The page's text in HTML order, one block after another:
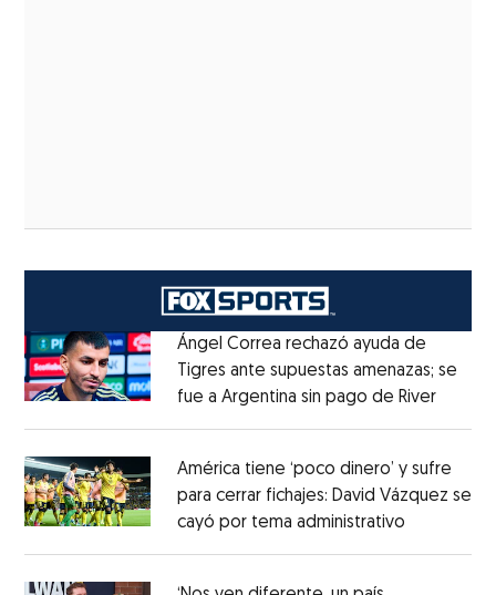
Ángel Correa rechazó ayuda de
Tigres ante supuestas amenazas; se
fue a Argentina sin pago de RiverOpens
América tiene ‘poco dinero’ y sufre
para cerrar fichajes: David Vázquez se
cayó por tema administrativo